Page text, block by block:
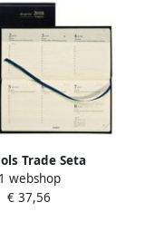
Trade Seta
kleuren 2026
1 webshop
€ 37,56